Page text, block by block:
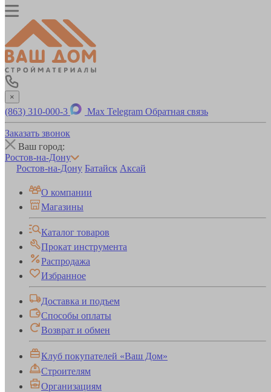
×
(863) 310-000-3 Max Telegram Обратная связь
Заказать звонок
Ваш город:
Ростов-на-Дону
Ростов-на-Дону Батайск Аксай
О компании
Магазины
Каталог товаров
Прокат инструмента
Распродажа
Избранное
Доставка и подъем
Способы оплаты
Возврат и обмен
Клуб покупателей «Ваш Дом»
Строителям
Организациям